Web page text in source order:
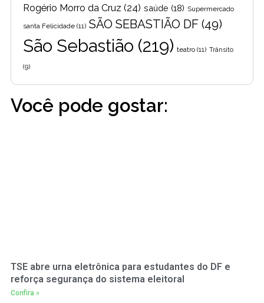
Rogério Morro da Cruz (24) saúde (18) Supermercado
santa Felicidade (11) SÃO SEBASTIÃO DF (49)
São Sebastião (219) teatro (11) Trânsito
(9)
Você pode gostar:
TSE abre urna eletrônica para estudantes do DF e
reforça segurança do sistema eleitoral
Confira »